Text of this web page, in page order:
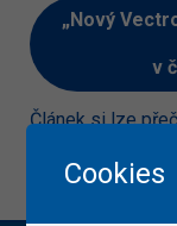
„Nový
v
Článek si lze
Cookies